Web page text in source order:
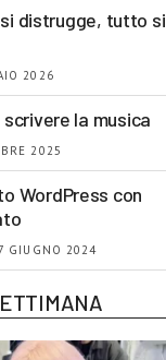
distrugge, tutto si
2026
scrivere la musica
2025
WordPress con
GIUGNO 2024